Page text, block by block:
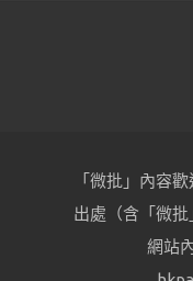
「微批」內容
出處（含「微
網站